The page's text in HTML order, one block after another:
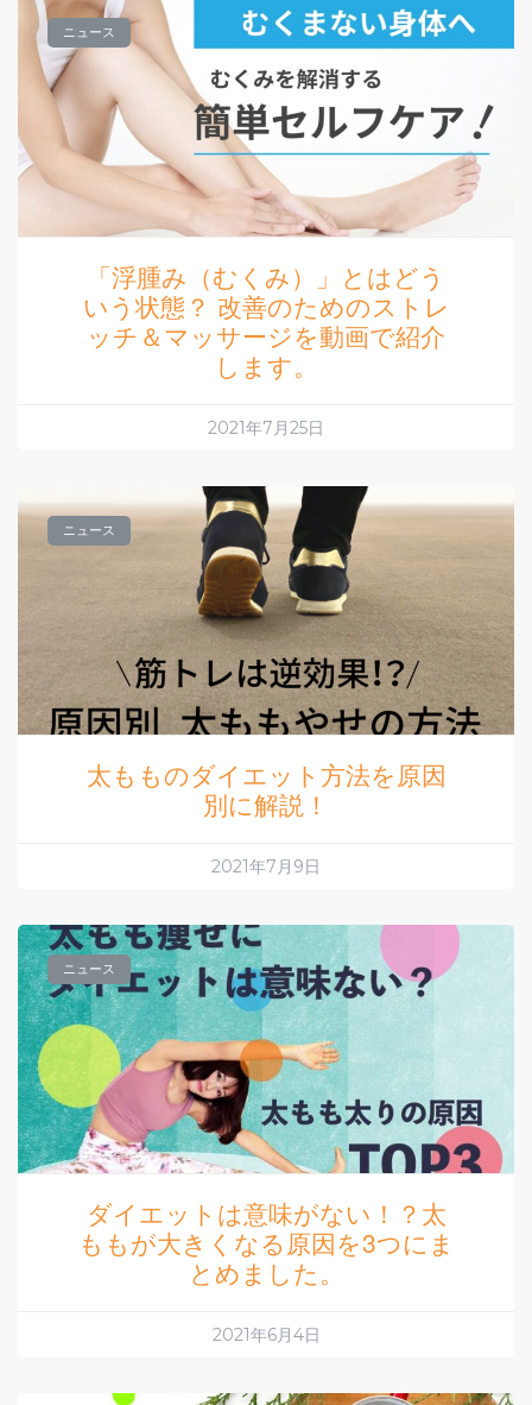
ニュース
「浮腫み（むくみ）」とはどう
いう状態？ 改善のためのストレ
ッチ＆マッサージを動画で紹介
します。
2021年7月25日
ニュース
太もものダイエット方法を原因
別に解説！
2021年7月9日
ニュース
ダイエットは意味がない！？太
ももが大きくなる原因を3つにま
とめました。
2021年6月4日